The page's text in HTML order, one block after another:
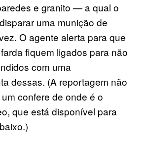
e granito — a qual o
uma munição de
O agente alerta para que
fiquem ligados para não
com uma
dessas. (A reportagem não
confere de onde é o
que está disponível para